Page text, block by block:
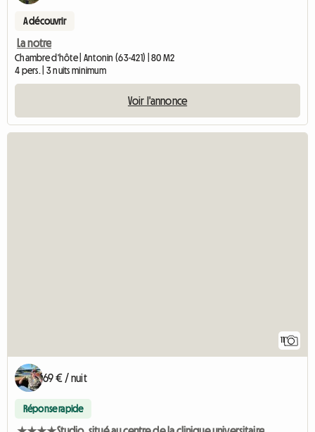
A découvrir
La notre
Chambre d'hôte | Antonin (63-421) | 80 M2
4 pers. | 3 nuits minimum
Voir l'annonce
11
69 € / nuit
Réponse rapide